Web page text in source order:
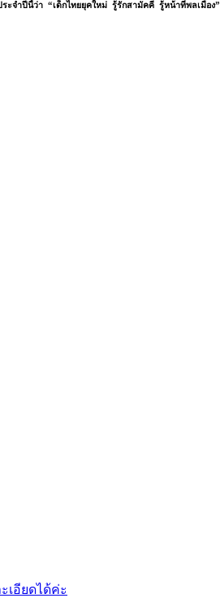
ะจำปีนี้ว่า “เด็กไทยยุคใหม่ รู้รักสามัคคี รู้หน้าที่พลเมือง”